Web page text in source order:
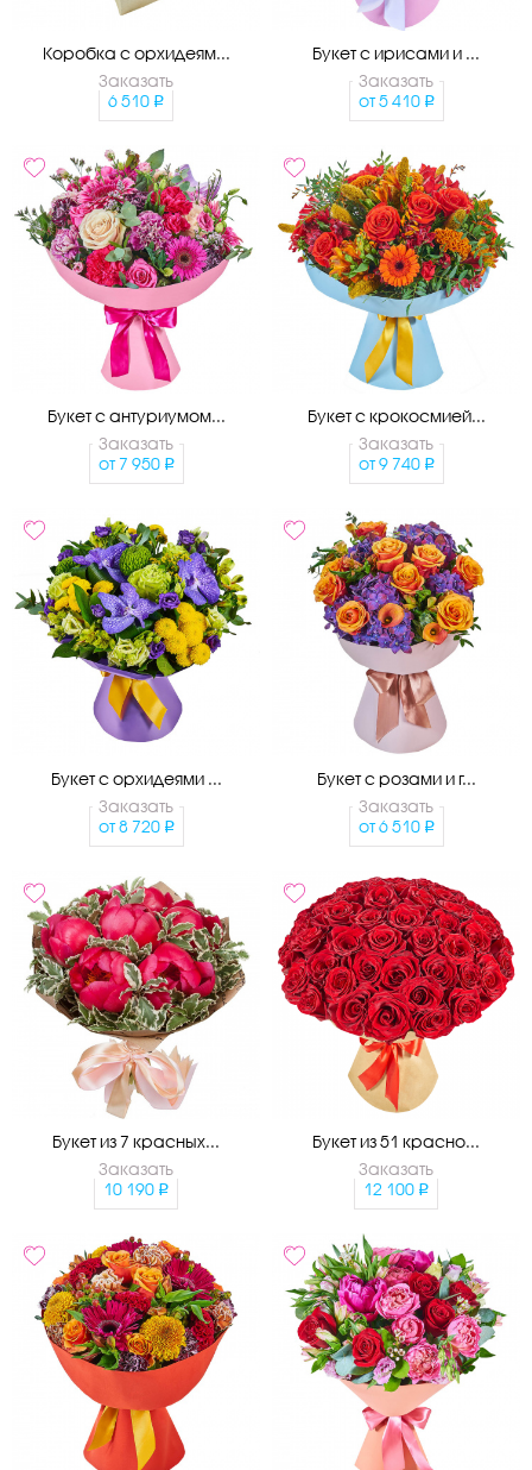
Коробка с орхидеям...
Заказать
6 510
Букет с ирисами и ...
Заказать
от 5 410
Букет с антуриумом...
Заказать
от 7 950
Букет с крокосмией...
Заказать
от 9 740
Букет с орхидеями ...
Заказать
от 8 720
Букет с розами и г...
Заказать
от 6 510
Букет из 7 красных...
Заказать
10 190
Букет из 51 красно...
Заказать
12 100